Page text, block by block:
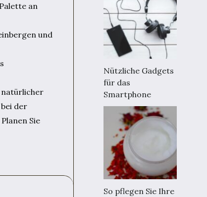
an
und
natürlicher
der
Sie
Nützliche Gadgets
für das
Smartphone
So pflegen Sie Ihre